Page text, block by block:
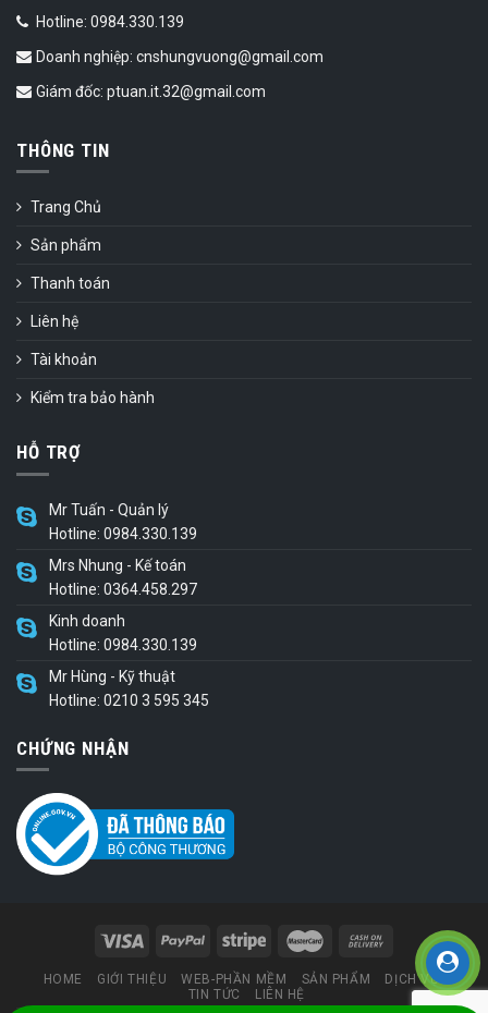
Hotline: 0984.330.139
Doanh nghiệp: cnshungvuong@gmail.com
Giám đốc: ptuan.it.32@gmail.com
THÔNG TIN
Trang Chủ
Sản phẩm
Thanh toán
Liên hệ
Tài khoản
Kiểm tra bảo hành
HỖ TRỢ
Mr Tuấn - Quản lý
Hotline: 0984.330.139
Mrs Nhung - Kế toán
Hotline: 0364.458.297
Kinh doanh
Hotline: 0984.330.139
Mr Hùng - Kỹ thuật
Hotline: 0210 3 595 345
CHỨNG NHẬN
HOME GIỚI THIỆU WEB-PHẦN MỀM SẢN PHẨM
DỊCH VỤ
TIN TỨC
LIÊN HỆ